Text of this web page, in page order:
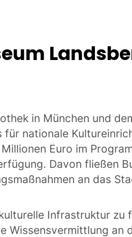
in München und
für nationale
Euro im
Davon fließen
an das
Infrastruktur zu
Wissensvermittlung an